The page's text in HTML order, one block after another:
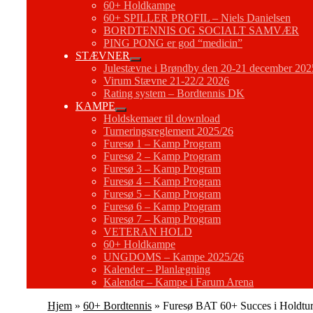
60+ Holdkampe
60+ SPILLER PROFIL – Niels Danielsen
BORDTENNIS OG SOCIALT SAMVÆR
PING PONG er god “medicin”
STÆVNER
Julestævne i Brøndby den 20-21 december
Virum Stævne 21-22/2 2026
Rating system – Bordtennis DK
KAMPE
Holdskemaer til download
Turneringsreglement 2025/26
Furesø 1 – Kamp Program
Furesø 2 – Kamp Program
Furesø 3 – Kamp Program
Furesø 4 – Kamp Program
Furesø 5 – Kamp Program
Furesø 6 – Kamp Program
Furesø 7 – Kamp Program
VETERAN HOLD
60+ Holdkampe
UNGDOMS – Kampe 2025/26
Kalender – Planlægning
Kalender – Kampe i Farum Arena
Hjem » 60+ Bordtennis » Furesø BAT 60+ Succes i